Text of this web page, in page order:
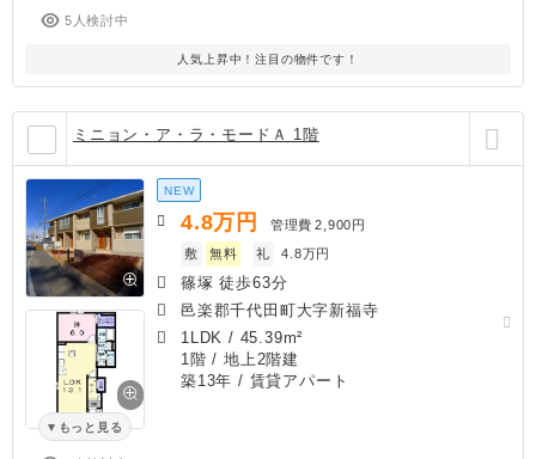
5人検討中
人気上昇中！注目の物件です！
ミニョン・ア・ラ・モードＡ 1階
もっと見る
NEW
4.8万円 管理費 2,900円
敷
無料 礼 4.8万円
篠塚 徒歩63分
邑楽郡千代田町大字新福寺
1LDK / 45.39m²
1階 / 地上2階建
築13年 / 賃貸アパート